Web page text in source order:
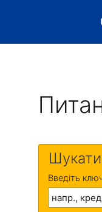
Шукати
Введіть